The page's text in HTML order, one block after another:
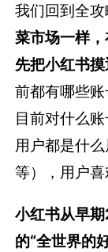
我们回到全
菜市场一样
先把小红书
前都有哪些
目前对什么
用户都是什
等），用户
小红书从早
的“全世界的